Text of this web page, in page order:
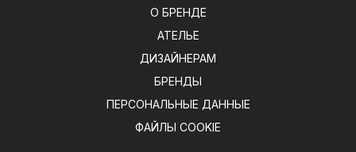
О БРЕНДЕ
АТЕЛЬЕ
ДИЗАЙНЕРАМ
БРЕНДЫ
ПЕРСОНАЛЬНЫЕ ДАННЫЕ
ФАЙЛЫ COOKIE